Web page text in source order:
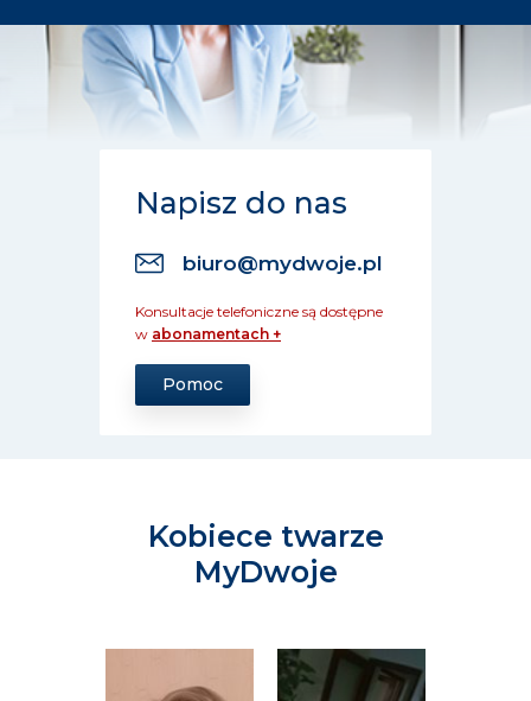
Napisz do nas
biuro@mydwoje.pl
Konsultacje telefoniczne są dostępne
w abonamentach +
Pomoc
Kobiece twarze
MyDwoje